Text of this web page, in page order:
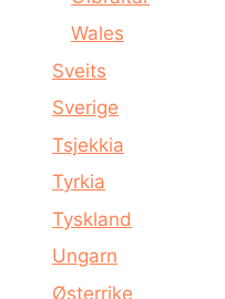
Wales
Sveits
Sverige
Tsjekkia
Tyrkia
Tyskland
Ungarn
Østerrike